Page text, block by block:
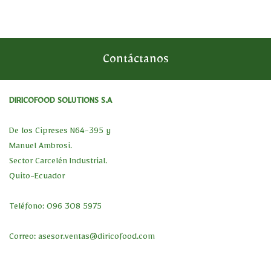
Contáctanos
DIRICOFOOD SOLUTIONS S.A
De los Cipreses N64-395 y
Manuel Ambrosi.
Sector Carcelén Industrial.
Quito-Ecuador
Teléfono: 096 308 5975
Correo: asesor.ventas@diricofood.com